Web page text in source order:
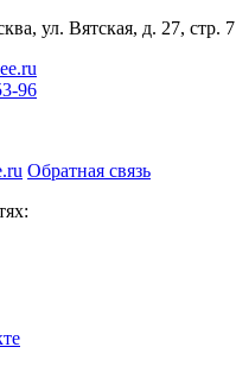
ул. Вятская, д. 27, стр. 7
96
Обратная связь